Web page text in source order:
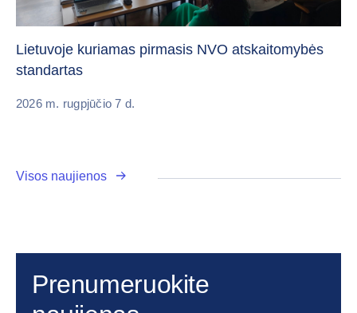
Lietuvoje kuriamas pirmasis NVO atskaitomybės
standartas
2026 m. rugpjūčio 7 d.
Visos naujienos
Prenumeruokite